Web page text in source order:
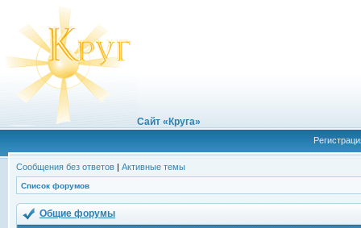
Сайт «Круга»
Сообщения без ответов | Активные темы
Список форумов
Общие форумы